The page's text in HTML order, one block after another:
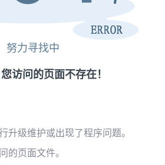
努力寻找中
访问的页面不存在！
升级维护或出现了程序问题。
的页面文件。